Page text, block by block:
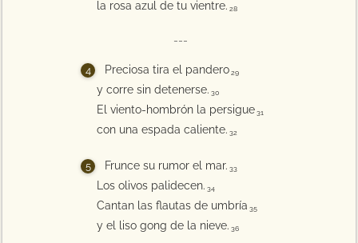
la rosa azul de tu vientre. 28
---
Preciosa tira el pandero 29
y corre sin detenerse. 30
El viento-hombrón la persigue 31
con una espada caliente. 32
Frunce su rumor el mar. 33
Los olivos palidecen. 34
Cantan las flautas de umbría 35
y el liso gong de la nieve. 36